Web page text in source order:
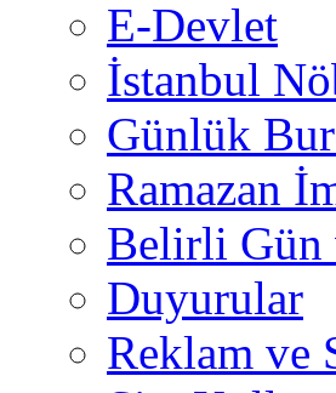
E-Devlet
İstanbul
Günlük
Ramazan
Belirli Gün
Duyurular
Reklam ve